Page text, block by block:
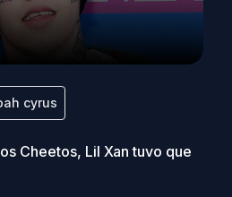
cyrus
Cheetos, Lil Xan tuvo que